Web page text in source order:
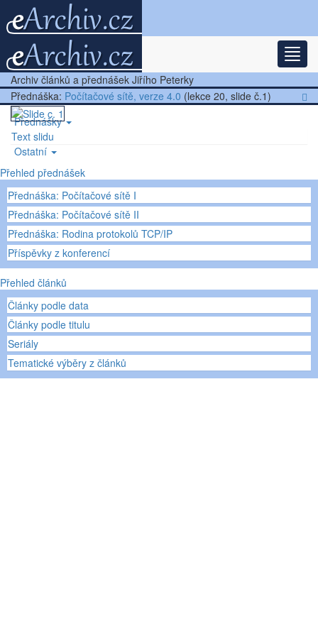
Nejnovější články
Další články
Přednášky
Ostatní
Archiv článků a přednášek Jiřího Peterky
Přednáška: Počítačové sítě, verze 4.0 (lekce 20, slide č.1)
Text slidu
Přehled přednášek
Přednáška: Počítačové sítě I
Přednáška: Počítačové sítě II
Přednáška: Rodina protokolů TCP/IP
Příspěvky z konferencí
Přehled článků
Články podle data
Články podle titulu
Seriály
Tematické výběry z článků